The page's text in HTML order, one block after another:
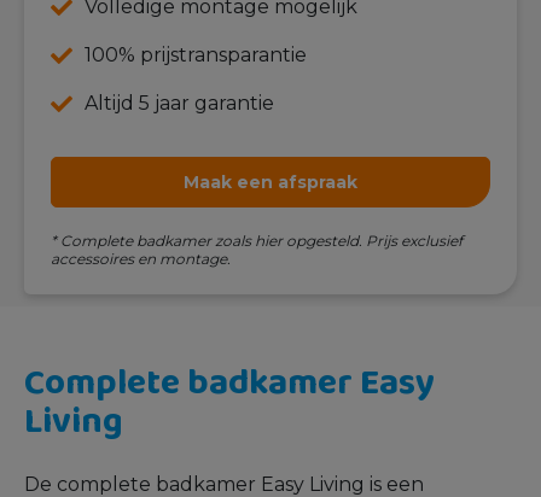
Volledige montage mogelijk
100% prijstransparantie
Altijd 5 jaar garantie
Maak een afspraak
* Complete badkamer zoals hier opgesteld. Prijs exclusief
accessoires en montage.
Complete badkamerEasy
Living
De complete badkamer Easy Living is een